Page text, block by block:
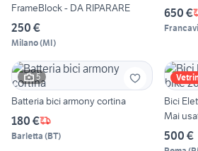
FrameBlock - DA RIPARARE
250 €
Milano(MI)
650 €
5
Batteria bici armony cortina
180 €
Barletta (BT)
Bici
Mai
500 €